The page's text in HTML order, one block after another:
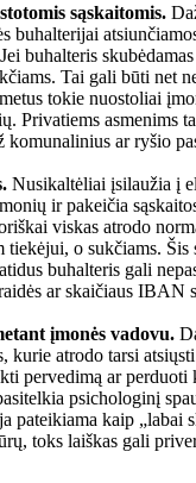
sąskaitomis.
buhalterijai
buhalteris
Tai gali būti net
tokie nuostoliai
Privatiems asmenims
komunalinius ar ryšio
Nusikaltėliai įsilaužia į
ir pakeičia
viskas atrodo
tiekėjui, o sukčiams. Šis
buhalteris gali
ar skaičiaus IBAN
įmonės vadovu.
kurie atrodo tarsi
pervedimą ar perduoti
psichologinį
pateikiama kaip „labai
toks laiškas gali